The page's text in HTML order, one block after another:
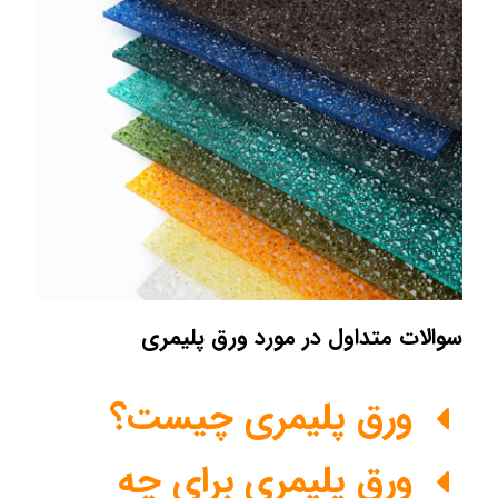
سوالات متداول در مورد ورق پلیمری
ورق پلیمری چیست؟
ورق پلیمری برای چه